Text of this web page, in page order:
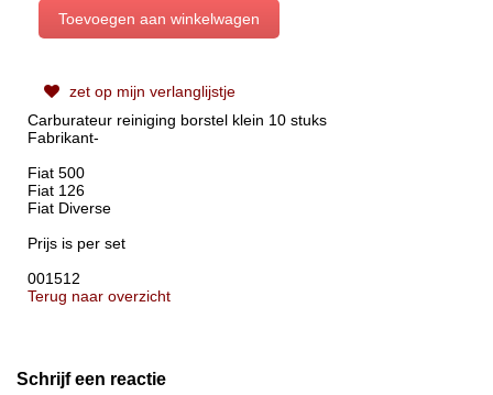
zet op mijn verlanglijstje
Carburateur reiniging borstel klein 10 stuks
Fabrikant-
Fiat 500
Fiat 126
Fiat Diverse
Prijs is per set
001512
Terug naar overzicht
Schrijf een reactie